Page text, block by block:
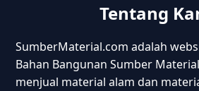
Tentang
SumberMaterial.com adalah
Bahan Bangunan Sumber
menjual material alam dan